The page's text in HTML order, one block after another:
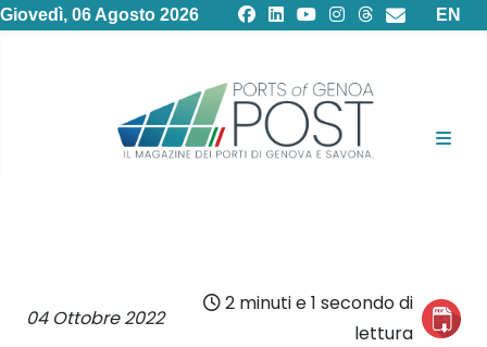
Giovedì, 06 Agosto 2026 EN
04 Ottobre 2022
2 minuti e 1 secondo di
lettura